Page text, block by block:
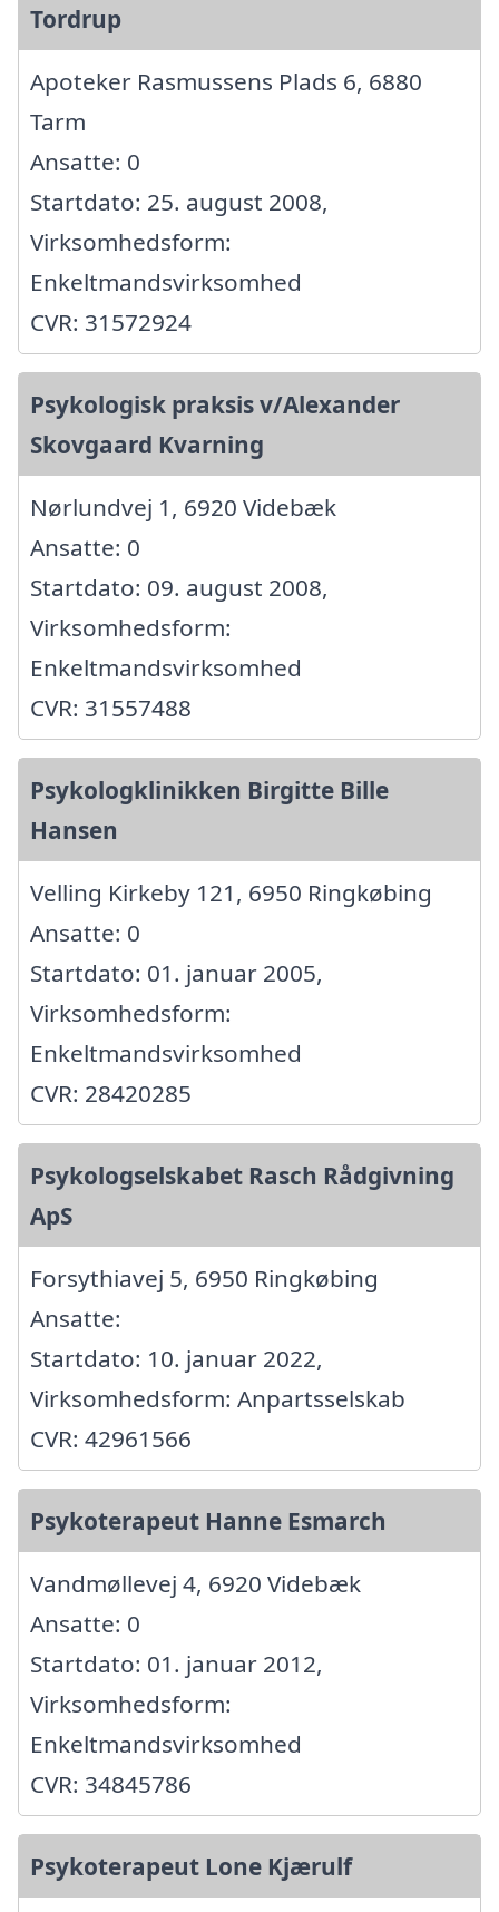
Tordrup
Apoteker Rasmussens Plads 6, 6880
Tarm
Ansatte: 0
Startdato: 25. august 2008,
Virksomhedsform:
Enkeltmandsvirksomhed
CVR: 31572924
Psykologisk praksis v/Alexander
Skovgaard Kvarning
Nørlundvej 1, 6920 Videbæk
Ansatte: 0
Startdato: 09. august 2008,
Virksomhedsform:
Enkeltmandsvirksomhed
CVR: 31557488
Psykologklinikken Birgitte Bille
Hansen
Velling Kirkeby 121, 6950 Ringkøbing
Ansatte: 0
Startdato: 01. januar 2005,
Virksomhedsform:
Enkeltmandsvirksomhed
CVR: 28420285
Psykologselskabet Rasch Rådgivning
ApS
Forsythiavej 5, 6950 Ringkøbing
Ansatte:
Startdato: 10. januar 2022,
Virksomhedsform: Anpartsselskab
CVR: 42961566
Psykoterapeut Hanne Esmarch
Vandmøllevej 4, 6920 Videbæk
Ansatte: 0
Startdato: 01. januar 2012,
Virksomhedsform:
Enkeltmandsvirksomhed
CVR: 34845786
Psykoterapeut Lone Kjærulf